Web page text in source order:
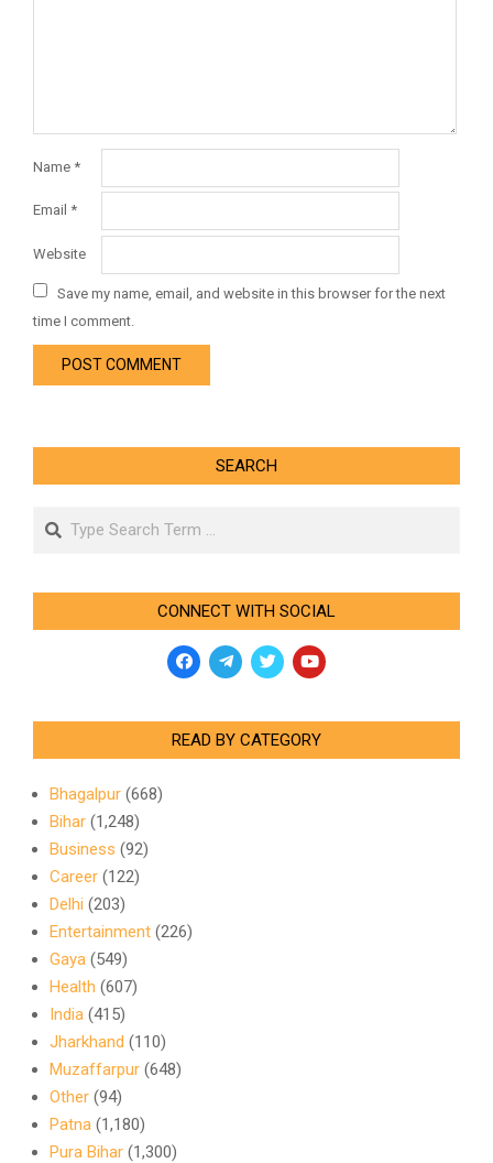
Name *
Email *
Website
Save my name, email, and website in this browser for the next
time I comment.
SEARCH
Search
CONNECT WITH SOCIAL
READ BY CATEGORY
Bhagalpur (668)
Bihar (1,248)
Business (92)
Career (122)
Delhi (203)
Entertainment (226)
Gaya (549)
Health (607)
India (415)
Jharkhand (110)
Muzaffarpur (648)
Other (94)
Patna (1,180)
Pura Bihar (1,300)